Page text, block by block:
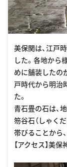
美保関は、江戸
した。各地から
めに舗装したの
戸時代から明治
た。
青石畳の石は、
笏谷石（しゃく
帯びることから
【アクセス】美